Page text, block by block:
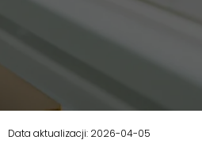
Data aktualizacji: 2026-04-05